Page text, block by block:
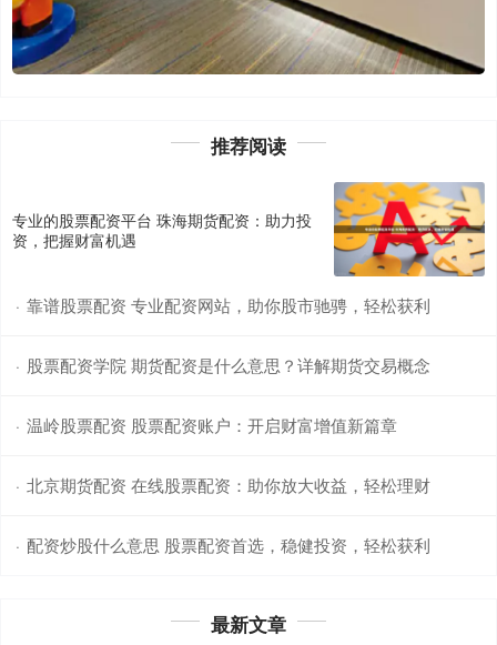
推荐阅读
专业的股票配资平台 珠海期货配资：助力投
资，把握财富机遇
· 靠谱股票配资 专业配资网站，助你股市驰骋，轻松获利
· 股票配资学院 期货配资是什么意思？详解期货交易概念
· 温岭股票配资 股票配资账户：开启财富增值新篇章
· 北京期货配资 在线股票配资：助你放大收益，轻松理财
· 配资炒股什么意思 股票配资首选，稳健投资，轻松获利
最新文章